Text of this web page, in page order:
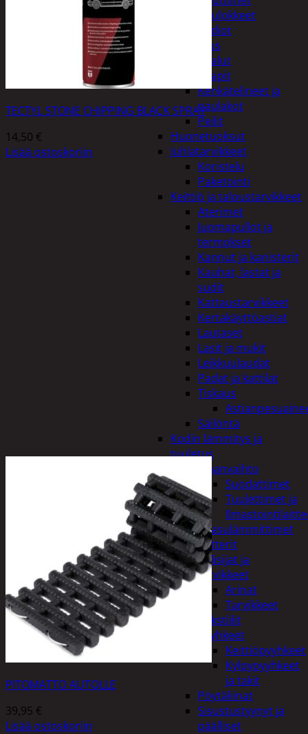
Kuulokkeet
Radiot
Koti ja sisustus
Huonekalut
Kaapit
Kenkätelineet ja
naulakot
Peilit
Huonetuoksut
Juhlatarvikkeet
Koristelu
Paketointi
Keittiö ja taloustarvikkeet
Aterimet
Juomapullot ja
termokset
Kannut ja kanisterit
Kauhat, lastat ja
sudit
Kattaustarvikkeet
Kertakäyttöastiat
Lautaset
Lasit ja mukit
Leikkuulaudat
Padat ja kattilat
Tiskaus
Säilöntä
Kodin lämmitys ja
tuuletus
Ilmanvaihto
Suodattimet
Tuulettimet ja
Kaasulämmittimet
Patterit
Tulisijat ja
tarvikkeet
Arinat
Tarvikkeet
Kodintekstiilit
Pyyhkeet
Keittiöpyyhkeet
Kylpypyyhkeet
ja takit
Pöytäliinat
Sisustustyynyt ja
päälliset
TECTYL STONE CHIPPING BLACK SPRAY
14,50 €
Lisää ostoskoriin
PITOMATTO AUTOLLE
39,95 €
Lisää ostoskoriin